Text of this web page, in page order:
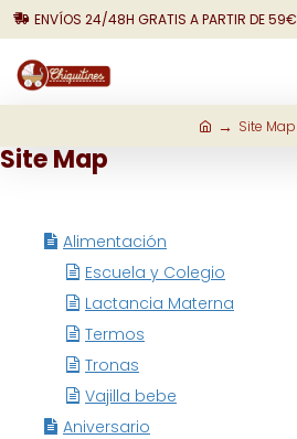
ENVÍOS 24/48H GRATIS A PARTIR DE 59€
Site Map
Site Map
Alimentación
Escuela y Colegio
Lactancia Materna
Termos
Tronas
Vajilla bebe
Aniversario